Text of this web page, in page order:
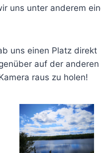
uns unter anderem
uns einen Platz direkt
auf der anderen
raus zu holen!